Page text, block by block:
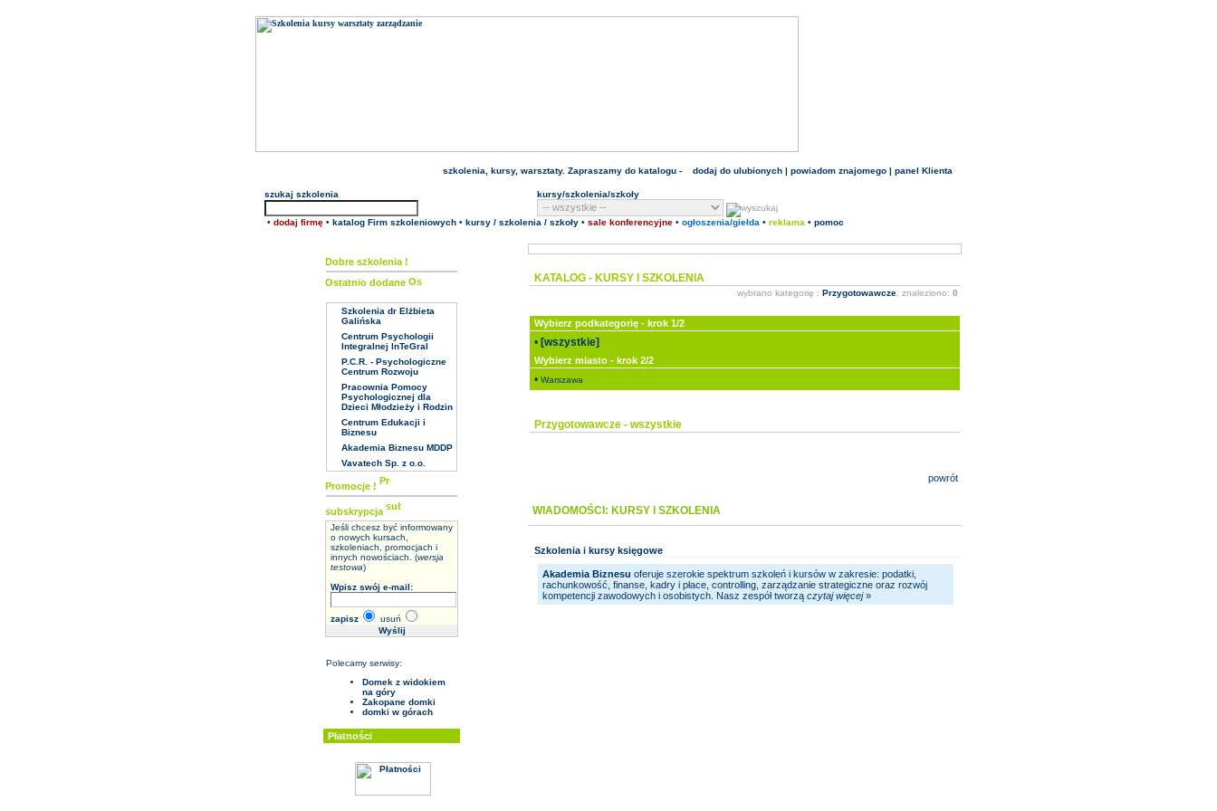
szkolenia kursy, warsztaty. Zapraszamy do katalogu - dodaj do ulubionych | powiadom znajomego | panel Klienta
szukaj szkolenia kursy/szkolenia/szkoły
• dodaj firmę • katalog Firm szkoleniowych • kursy / szkolenia / szkoły • sale konferencyjne • ogłoszenia/giełda • reklama • pomoc
Dobre szkolenia !
Ostatnio dodane
Szkolenia dr Elżbieta
Galińska
Centrum Psychologii
Integralnej InTeGral
P.C.R. - Psychologiczne
Centrum Rozwoju
Pracownia Pomocy
Psychologicznej dla
Dzieci Młodzieży i Rodzin
Centrum Edukacji i
Biznesu
Akademia Biznesu MDDP
Vavatech Sp. z o.o.
Promocje !
subskrypcja
Jeśli chcesz być informowany
o nowych kursach,
szkoleniach, promocjach i
innych nowościach. (wersja
testowa)
Wpisz swój e-mail:
zapisz usuń
Polecamy serwisy:
Domek z widokiem
na góry
Zakopane domki
domki w górach
Płatności
KATALOG - KURSY I SZKOLENIA
wybrano kategorię : Przygotowawcze , znaleziono: 0
Wybierz podkategorię - krok 1/2
• [wszystkie]
Wybierz miasto - krok 2/2
• Warszawa
Przygotowawcze - wszystkie
WIADOMOŚCI: KURSY I SZKOLENIA
Szkolenia i kursy księgowe
Akademia Biznesu oferuje szerokie spektrum szkoleń i kursów w zakresie: podatki,
rachunkowość, finanse, kadry i płace, controlling, zarządzanie strategiczne oraz rozwój
kompetencji zawodowych i osobistych. Nasz zespół tworzą czytaj więcej»